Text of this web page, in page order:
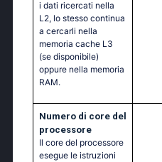
i dati ricercati nella
L2, lo stesso continua
a cercarli nella
memoria cache L3
(se disponibile)
oppure nella memoria
RAM.
Numero di core del
processore
Il core del processore
esegue le istruzioni